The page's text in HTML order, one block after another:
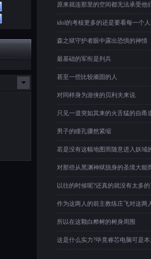
原来就连那里的空间都无法承受他
idol的考核更多的还是要看每一个
森之狱守护者眼中露出恐惧的神情
最基础的军衔是列兵
甚至一些比较顽固的人
对同样身为游侠的贝利夫来说
只见一道突如其来的火舌猛的自甬
男子的瞳孔骤然紧缩
若是没有这幅地图而随意进入妖域
对那些从黑渊神狱脱身的圣境大能
以往的时候呢?还真的就没有太多
作为这两人的前主教练庄飞对这两
所以在这颗白桦树的树身周围
这是什么实力?毕竟睿芯电脑可是